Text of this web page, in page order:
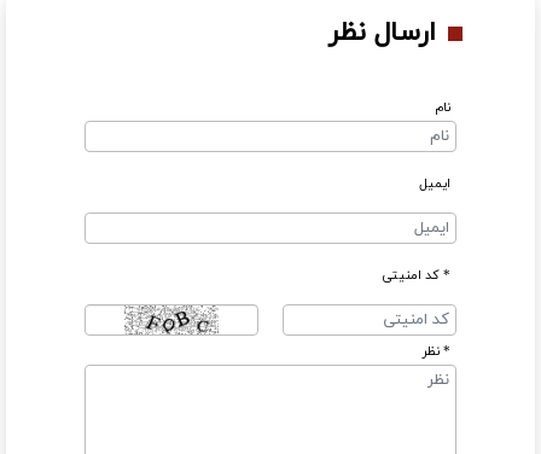
ارسال نظر
نام
ایمیل
* کد امنیتی
* نظر